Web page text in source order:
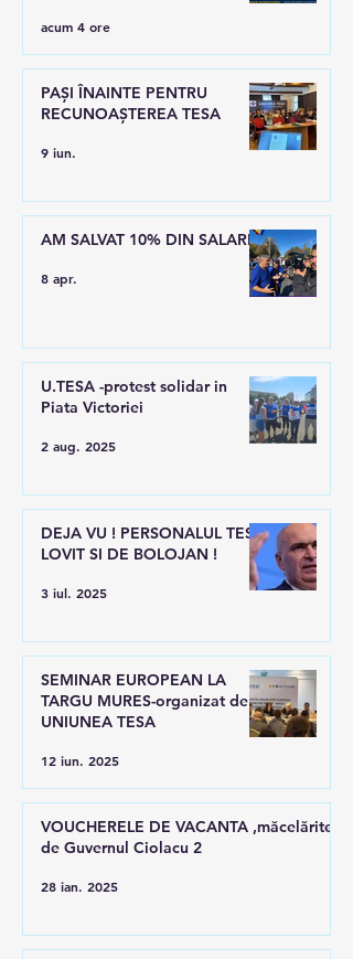
acum 4 ore
PAȘI ÎNAINTE PENTRU
RECUNOAȘTEREA TESA
9 iun.
AM SALVAT 10% DIN SALARII
8 apr.
U.TESA -protest solidar in
Piata Victoriei
2 aug. 2025
DEJA VU ! PERSONALUL TESA
LOVIT SI DE BOLOJAN !
3 iul. 2025
SEMINAR EUROPEAN LA
TARGU MURES-organizat de
UNIUNEA TESA
12 iun. 2025
VOUCHERELE DE VACANTA ,măcelărite
de Guvernul Ciolacu 2
28 ian. 2025